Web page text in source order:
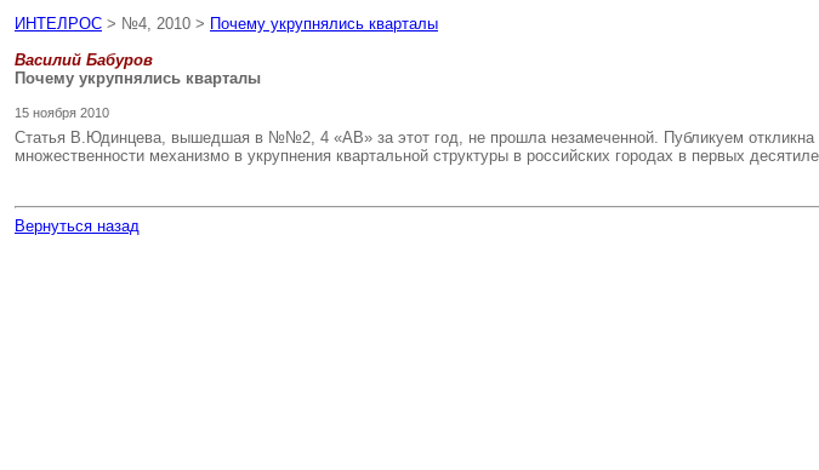
ИНТЕЛРОС > №4, 2010 > Почему укрупнялись кварталы
Василий Бабуров
Почему укрупнялись кварталы
15 ноября 2010
Статья В.Юдинцева, вышедшая в №№2, 4 «АВ» за этот год, не прошла незамеченной. Публикуем
множественности механизмо в укрупнения квартальной структуры в российских городах в первых
Вернуться назад